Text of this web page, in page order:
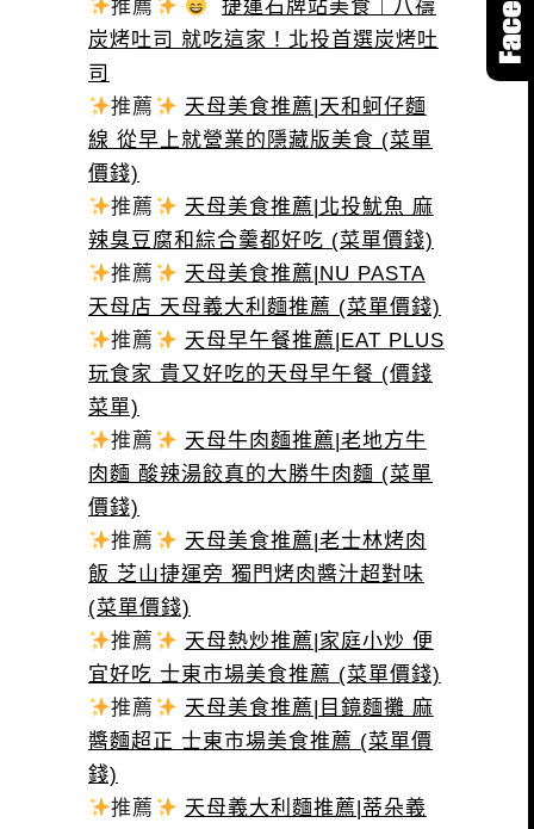
推薦
捷運石牌站美食｜八禱
炭烤吐司 就吃這家！北投首選炭烤吐
司
推薦
天母美食推薦|天和蚵仔麵
線 從早上就營業的隱藏版美食 (菜單
價錢)
推薦
天母美食推薦|北投魷魚 麻
辣臭豆腐和綜合羹都好吃 (菜單價錢)
推薦
天母美食推薦|NU PASTA
天母店 天母義大利麵推薦 (菜單價錢)
推薦
天母早午餐推薦|EAT PLUS
玩食家 貴又好吃的天母早午餐 (價錢
菜單)
推薦
天母牛肉麵推薦|老地方牛
肉麵 酸辣湯餃真的大勝牛肉麵 (菜單
價錢)
推薦
天母美食推薦|老士林烤肉
飯 芝山捷運旁 獨門烤肉醬汁超對味
(菜單價錢)
推薦
天母熱炒推薦|家庭小炒 便
宜好吃 士東市場美食推薦 (菜單價錢)
推薦
天母美食推薦|目鏡麵攤 麻
醬麵超正 士東市場美食推薦 (菜單價
錢)
推薦
天母義大利麵推薦|蒂朵義